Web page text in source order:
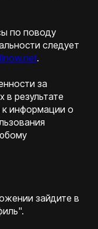
по поводу
следует
.
за
в результате
к информации о
зайдите в